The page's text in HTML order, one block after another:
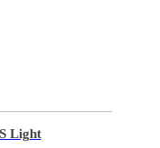
Light